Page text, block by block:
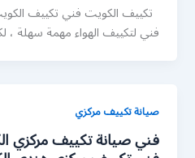
تكييف الكويت فني تكييف
فني لتكييف الهواء مهمة سهلة
صيانة تكييف مركزي